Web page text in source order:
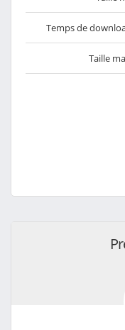
Temps de
Taille